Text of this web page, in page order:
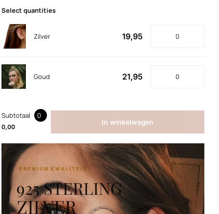
Select quantities
Zilver 19,95
Goud 21,95
Subtotaal 0
0,00
In winkelwagen